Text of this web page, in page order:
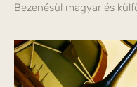
Bezenésül magyar és